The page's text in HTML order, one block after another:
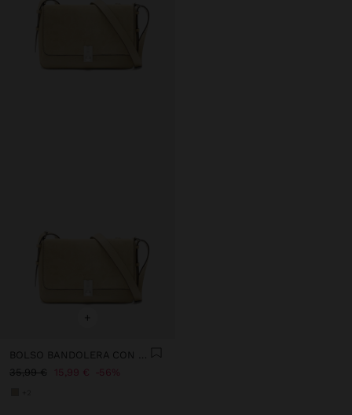
+
BOLSO BANDOLERA CON PIEL
35,99 €
15,99 € 56%